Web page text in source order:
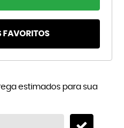
FAVORITOS
estimados para sua